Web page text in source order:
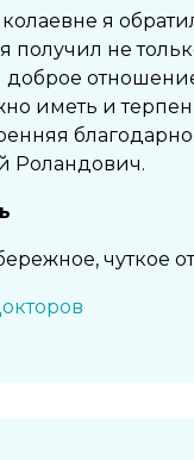
я
я получил не
иметь и
Роландович.
чуткое